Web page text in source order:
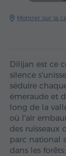
Montrer sur la
Dilijan est ce
silence
séduire
émeraude et
long de la
où l'air
des ruisseaux
parc national
dans les